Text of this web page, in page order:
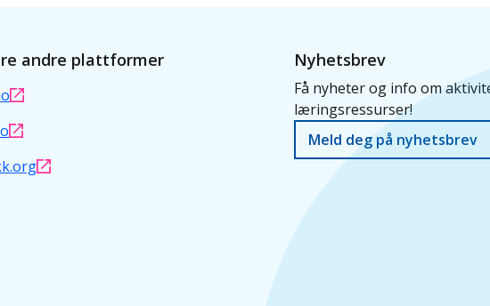
andre plattformer Nyhetsbrev
Få nyheter og info om
læringsressurser!
Meld deg på nyhetsbrev